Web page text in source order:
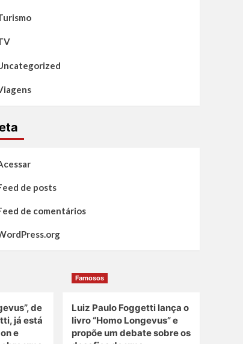
de posts
de comentários
de
já está
e
Famosos
Luiz Paulo Foggetti lança o
livro “Homo Longevus” e
propõe um debate sobre os